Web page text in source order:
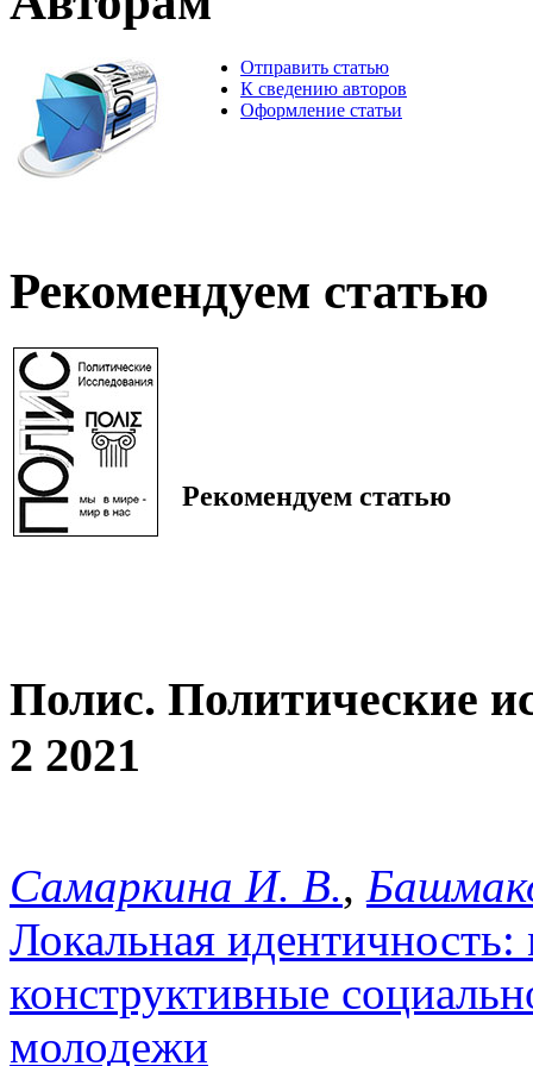
Отправить статью
К сведению авторов
Оформление статьи
Рекомендуем статью
Рекомендуем статью
Полис. Политические
2 2021
Самаркина И. В.,
Локальная
конструктивные
молодежи